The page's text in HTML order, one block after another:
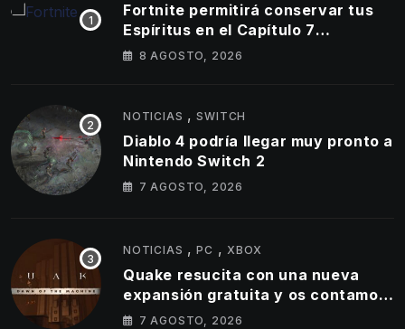
Fortnite permitirá conservar tus
Espíritus en el Capítulo 7
Temporada 4
8 AGOSTO, 2026
NOTICIAS ,SWITCH
Diablo 4 podría llegar muy pronto a
Nintendo Switch 2
7 AGOSTO, 2026
NOTICIAS ,PC ,XBOX
Quake resucita con una nueva
expansión gratuita y os contamos
todos los detalles
7 AGOSTO, 2026